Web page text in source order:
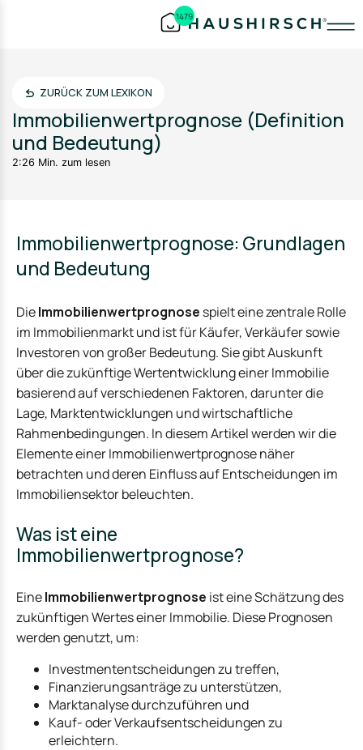
1479
ZURÜCK ZUM LEXIKON
Immobilienwertprognose (Definition
und Bedeutung)
2:26 Min. zum lesen
Immobilienwertprognose: Grundlagen
und Bedeutung
DieImmobilienwertprognose spielt eine zentrale Rolle
im Immobilienmarkt und ist für Käufer, Verkäufer sowie
Investoren von großer Bedeutung. Sie gibt Auskunft
über die zukünftige Wertentwicklung einer Immobilie
basierend auf verschiedenen Faktoren, darunter die
Lage, Marktentwicklungen und wirtschaftliche
Rahmenbedingungen. In diesem Artikel werden wir die
Elemente einer Immobilienwertprognose näher
betrachten und deren Einfluss auf Entscheidungen im
Immobiliensektor beleuchten.
Was ist eine
Immobilienwertprognose?
EineImmobilienwertprognose ist eine Schätzung des
zukünftigen Wertes einer Immobilie. Diese Prognosen
werden genutzt, um:
Investmententscheidungen zu treffen,
Finanzierungsanträge zu unterstützen,
Marktanalyse durchzuführen und
Kauf- oder Verkaufsentscheidungen zu
erleichtern.